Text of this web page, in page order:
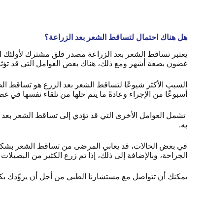
هل هناك احتمال لتساقط الشعر بعد الزراعة؟
يعتبر تساقط الشعر بعد الزراعة مصدر قلق مشترك لأولئك
غضون بضعة أشهر ومع ذلك، هناك بعض العوامل التي قد
أسبوعًا من الإجراء وعادةً ما يتم حلها من تلقاء نفسها
تشمل العوامل الأخرى التي قد تؤدي إلى تساقط الشعر
به.
في بعض الحالات، قد يعاني المرضى من تساقط الشعر
الجراحة، وبالإضافة إلى ذلك، إذا تم زرع الكثير من
يمكنك أن تتواصل مع مستشارنا الطبي من أجل أن يزوِّدك